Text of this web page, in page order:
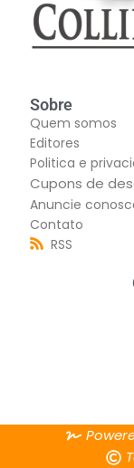
Sobre
Quem somos
Editores
Politica e
Cupons de
Anuncie
Contato
RSS